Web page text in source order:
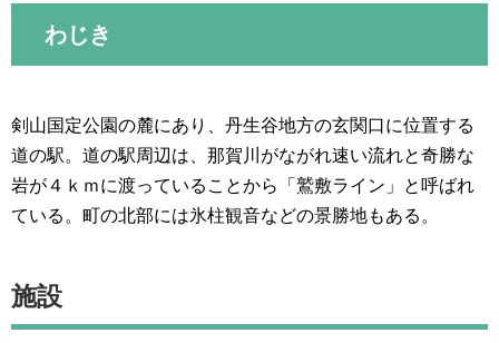
わじき
剣山国定公園の麓にあり、丹生谷地方の玄関口に位置する
道の駅。道の駅周辺は、那賀川がながれ速い流れと奇勝な
岩が４ｋｍに渡っていることから「鷲敷ライン」と呼ばれ
ている。町の北部には氷柱観音などの景勝地もある。
施設